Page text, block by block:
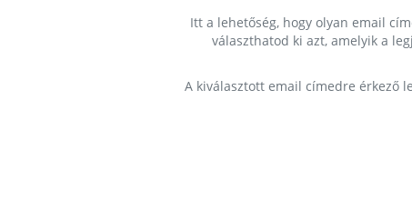
Itt a lehetőség, hogy olyan email
választhatod ki azt, amelyik a
A kiválasztott email címedre érkező